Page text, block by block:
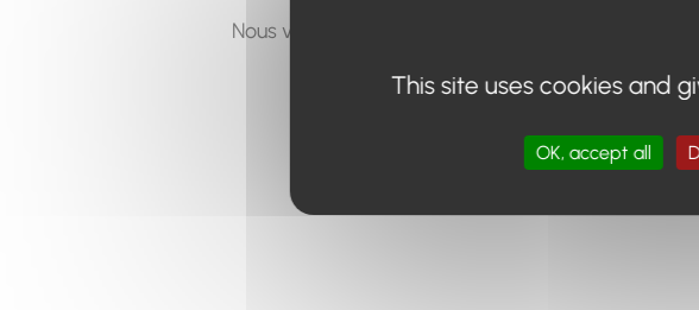
Nous vous invitons à utiliser le moteur de
This site uses cookies and
OK, accept all